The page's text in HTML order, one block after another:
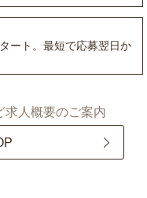
ート。最短で応募翌日か
求人概要のご案内